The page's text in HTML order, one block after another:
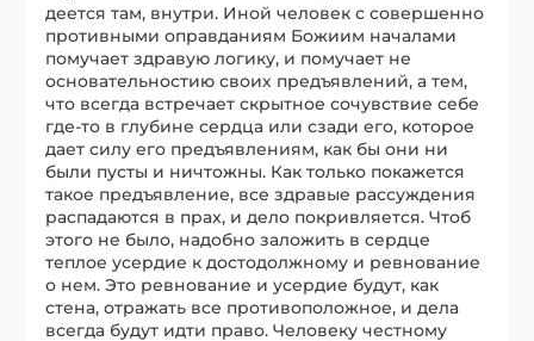
деется там, внутри. Иной человек с совершенно
противными оправданиям Божиим началами
помучает здравую логику, и помучает не
основательностию своих предъявлений, а тем,
что всегда встречает скрытное сочувствие себе
где-то в глубине сердца или сзади его, которое
дает силу его предъявлениям, как бы они ни
были пусты и ничтожны. Как только покажется
такое предъявление, все здравые рассуждения
распадаются в прах, и дело покривляется. Чтоб
этого не было, надобно заложить в сердце
теплое усердие к достодолжному и ревнование
о нем. Это ревнование и усердие будут, как
стена, отражать все противоположное, и дела
всегда будут идти право. Человеку честному